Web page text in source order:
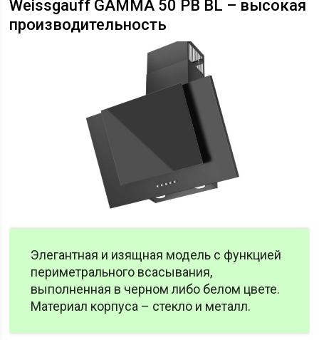
Weissgauff GAMMA 50 PB BL – высокая
производительность
Элегантная и изящная модель с функцией
периметрального всасывания,
выполненная в черном либо белом цвете.
Материал корпуса – стекло и металл.